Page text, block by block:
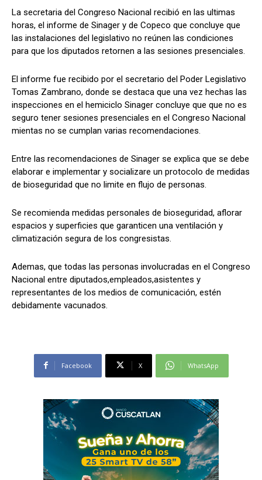
Comparta
Facebook X WhatsApp
Síganos
Comparta
Facebook X WhatsApp
Síganos
La secretaria del Congreso Nacional recibió en las ultimas
horas, el informe de Sinager y de Copeco que concluye que
las instalaciones del legislativo no reúnen las condiciones
para que los diputados retornen a las sesiones presenciales.
El informe fue recibido por el secretario del Poder Legislativo
Tomas Zambrano, donde se destaca que una vez hechas las
inspecciones en el hemiciclo Sinager concluye que que no es
seguro tener sesiones presenciales en el Congreso Nacional
mientas no se cumplan varias recomendaciones.
Entre las recomendaciones de Sinager se explica que se debe
elaborar e implementar y socializare un protocolo de medidas
de bioseguridad que no limite en flujo de personas.
Se recomienda medidas personales de bioseguridad, aflorar
espacios y superficies que garanticen una ventilación y
climatización segura de los congresistas.
Ademas, que todas las personas involucradas en el Congreso
Nacional entre diputados,empleados,asistentes y
representantes de los medios de comunicación, estén
debidamente vacunados.
Facebook X WhatsApp